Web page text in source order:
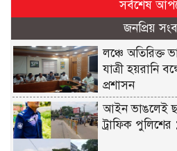
সর্বশেষ
জনপ্রিয়
লঞ্চে অতিরিক্ত
যাত্রী হয়রানি
প্রশাসন
আইন ভাঙলেই
ট্রাফিক